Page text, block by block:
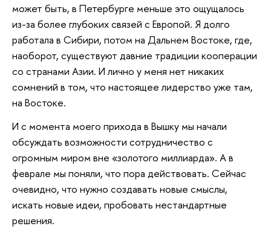
может быть, в Петербурге меньше это ощущалось
из-за более глубоких связей с Европой. Я долго
работала в Сибири, потом на Дальнем Востоке, где,
наоборот, существуют давние традиции кооперации
со странами Азии. И лично у меня нет никаких
сомнений в том, что настоящее лидерство уже там,
на Востоке.
И с момента моего прихода в Вышку мы начали
обсуждать возможности сотрудничество с
огромным миром вне «золотого миллиарда». А в
феврале мы поняли, что пора действовать. Сейчас
очевидно, что нужно создавать новые смыслы,
искать новые идеи, пробовать нестандартные
решения.